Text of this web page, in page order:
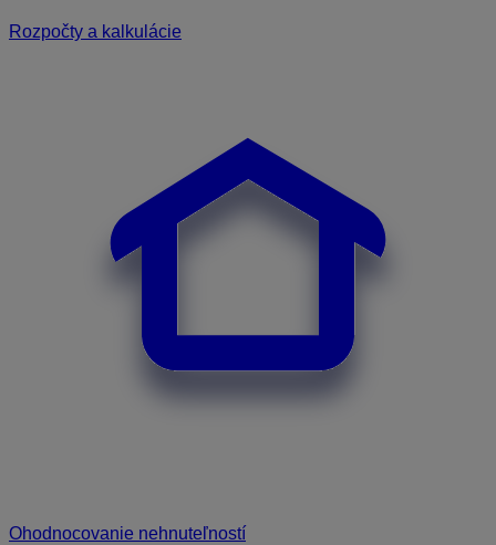
Rozpočty a kalkulácie
Ohodnocovanie nehnuteľností